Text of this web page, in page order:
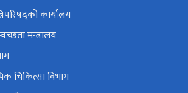
कार्यालय
मन्त्रालय
चिकित्सा विभाग